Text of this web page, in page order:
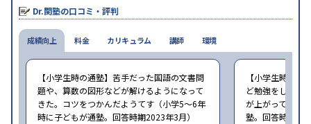
Dr.関塾の口コミ・評判
成績向上
【小学生時の通塾】苦手だった国語の文書問
題や、算数の図形などが解けるようになって
きた。コツをつかんだようてす（小学5〜6年
時に子どもが通塾。回答時期2023年3月）
【小学生時の通
ど勉強をしなか
が上がってまし
塾。回答時期
料金 カリキュラム 講師 環境